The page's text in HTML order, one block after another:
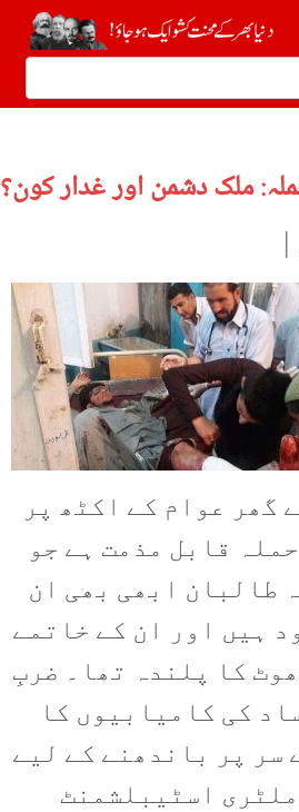
ملک دشمن اور غدار کون؟
گھر عوام کے اکٹھ پر
قابل مذمت ہے جو
طالبان ابھی بھی ان
ہیں اور ان کے خاتمے
کا پلندہ تھا۔ ضربِ
کی کامیابیوں کا
سر پر باندھنے کے لیے
اسٹیبلشمنٹ